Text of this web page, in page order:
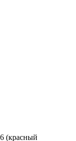
(красный